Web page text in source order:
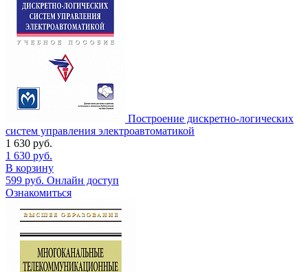
Построение дискретно-логических
систем управления электроавтоматикой
1 630 руб.
1 630 руб.
В корзину
599 руб. Онлайн доступ
Ознакомиться